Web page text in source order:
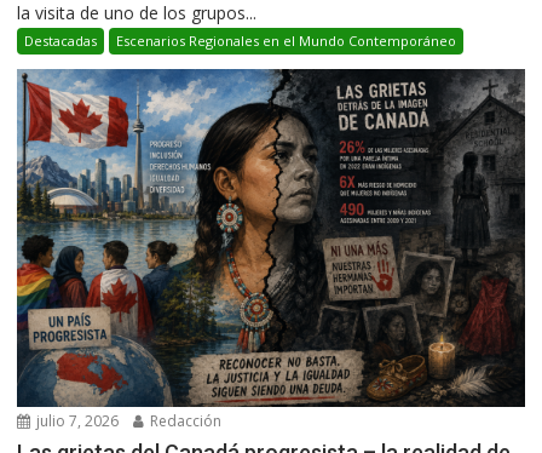
la visita de uno de los grupos...
Destacadas Escenarios Regionales en el Mundo Contemporáneo
julio 7, 2026 Redacción